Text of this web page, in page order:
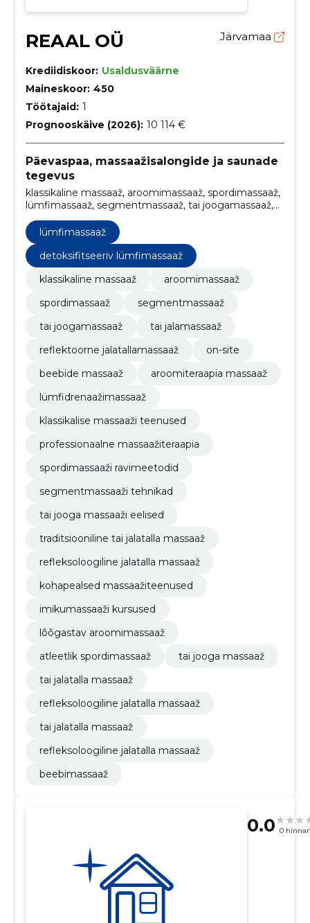
REAAL OÜ Järvamaa
Krediidiskoor: Usaldusväärne
Maineskoor: 450
Töötajaid: 1
Prognooskäive (2026): 10 114 €
Päevaspaa, massaažisalongide ja saunade
tegevus
klassikaline massaaž, aroomimassaaž, spordimassaaž,
lümfimassaaž, segmentmassaaž, tai joogamassaaž,
site, beebide massaaž
lümfimassaaž
detoksifitseeriv lümfimassaaž
klassikaline massaaž
aroomimassaaž
spordimassaaž
segmentmassaaž
tai joogamassaaž
tai jalamassaaž
reflektoorne jalatallamassaaž
on-site
beebide massaaž
aroomiteraapia massaaž
lümfidrenaažimassaaž
klassikalise massaaži teenused
professionaalne massaažiteraapia
spordimassaaži ravimeetodid
segmentmassaaži tehnikad
tai jooga massaaži eelised
traditsiooniline tai jalatalla massaaž
refleksoloogiline jalatalla massaaž
kohapealsed massaažiteenused
imikumassaaži kursused
lõõgastav aroomimassaaž
atleetlik spordimassaaž
tai jooga massaaž
tai jalatalla massaaž
refleksoloogiline jalatalla massaaž
tai jalatalla massaaž
refleksoloogiline jalatalla massaaž
beebimassaaž
0.0 0